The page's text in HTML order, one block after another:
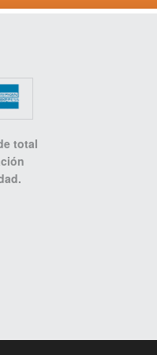
total
925lab.